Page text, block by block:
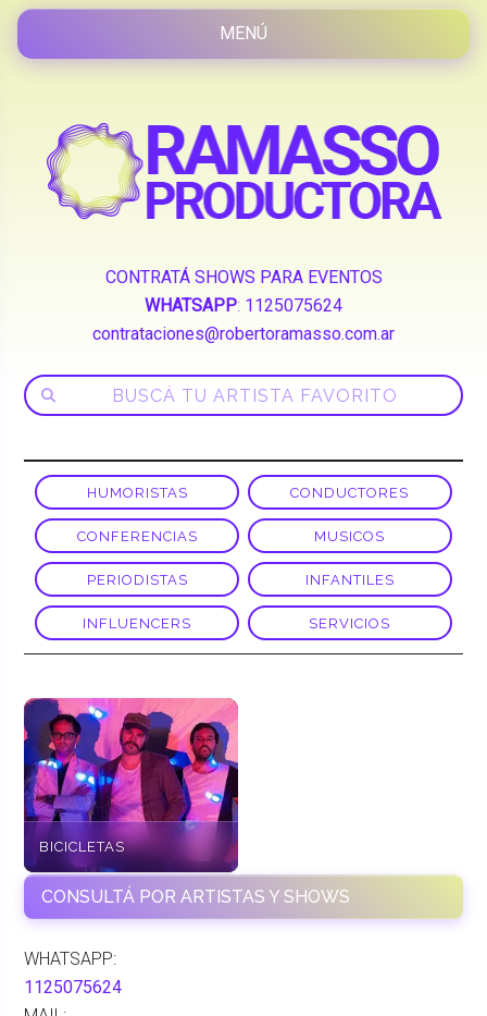
CONTRATÁ SHOWS PARA EVENTOS
WHATSAPP: 1125075624
contrataciones@robertoramasso.com.ar
HUMORISTAS CONDUCTORES
CONFERENCIAS MUSICOS
PERIODISTAS INFANTILES
INFLUENCERS SERVICIOS
BICICLETAS
CONSULTÁ POR ARTISTAS Y SHOWS
WHATSAPP:
1125075624